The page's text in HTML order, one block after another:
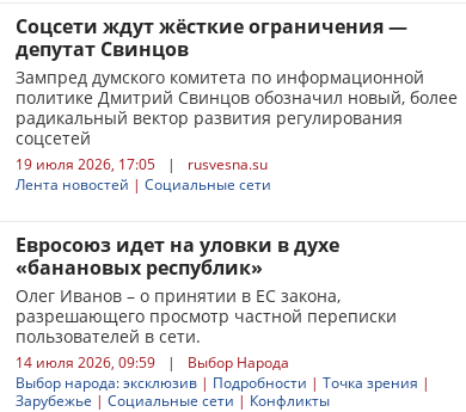
Соцсети ждут жёсткие ограничения —
депутат Свинцов
Зампред думского комитета по информационной
политике Дмитрий Свинцов обозначил новый, более
радикальный вектор развития регулирования
соцсетей
19 июля 2026, 17:05 |
rusvesna.su
Лента новостей | Социальные сети
Евросоюз идет на уловки в духе
«банановых республик»
Олег Иванов – о принятии в ЕС закона,
разрешающего просмотр частной переписки
пользователей в сети.
14 июля 2026, 09:59 |
Выбор Народа
Выбор народа: эксклюзив | Подробности | Точка зрения |
Зарубежье | Социальные сети | Конфликты